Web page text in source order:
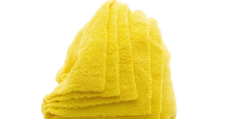
DÁRKOVÉ SADY A POUKAZY
PRODÁVANÉ ZNAČKY